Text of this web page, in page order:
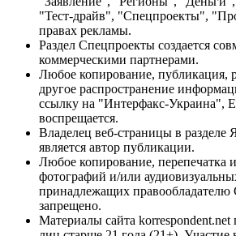
"Тест-драйв", "Спецпроекты",
правах рекламы.
Раздел Спецпроекты создается
коммерческими партнерами.
Любое копирование, публикация,
другое распространение
ссылку на "Интерфакс-Украина",
воспрещается.
Владелец веб-страницы в разделе
является автор публикации.
Любое копирование, перепечатка
фотографий и/или
принадлежащих правообладателю
запрещено.
Материалы сайта korrespondent.net